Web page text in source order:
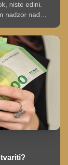
niste edini.
nadzor nad